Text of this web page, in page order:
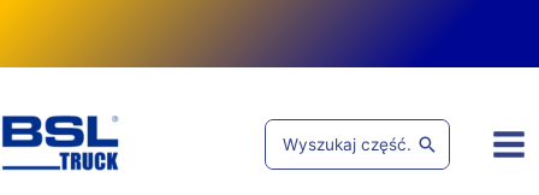
treści
Search
for: